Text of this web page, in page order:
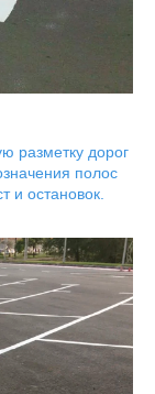
разметку дорог
полос
и остановок.
бордюры,